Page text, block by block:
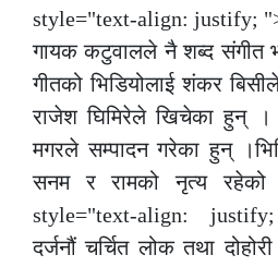
style="text-align: justify;
गायक कटुवालले नै शब्द संगीत
गीतको भिडियोलाई शंकर
राजेश घिमिरेले खिचेका हुन् ।
मगरले सम्पादन गरेका हुन्
सनम र रामको नृत्य रहेको
style="text-align:
दर्जनौं चर्चित लोक तथा